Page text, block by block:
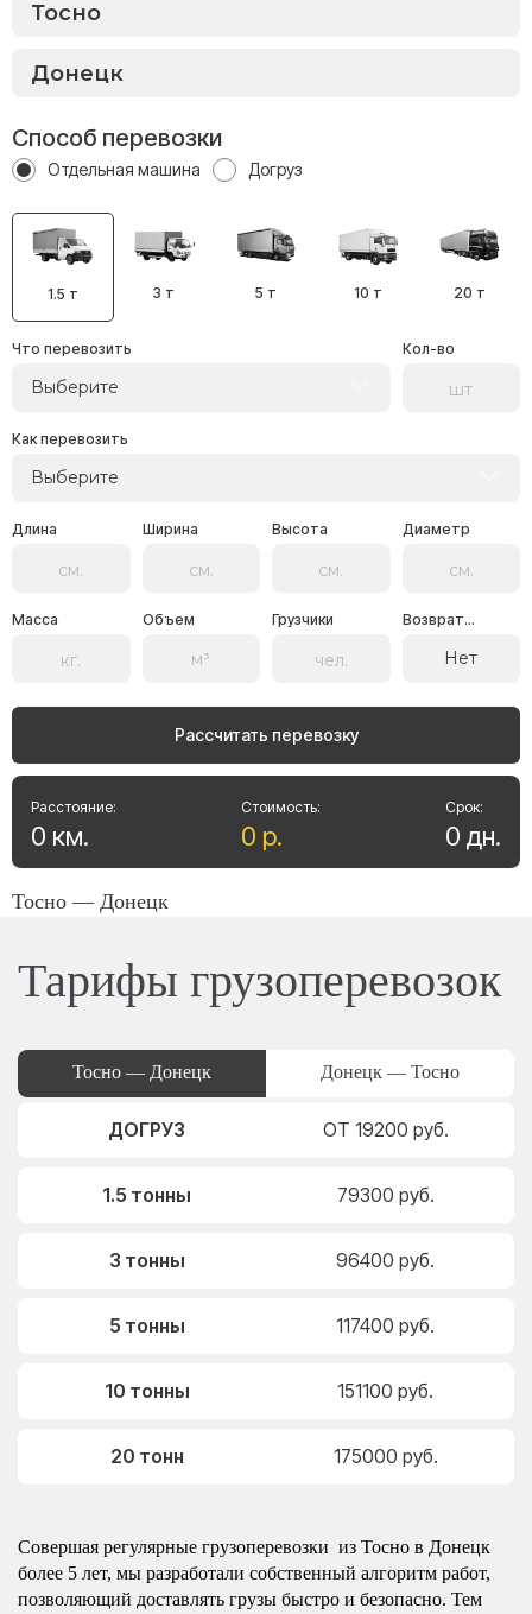
Способ перевозки
Отдельная машина Догруз
1.5 т 3 т 5 т 10 т 20 т
Что перевозить
Выберите
Кол-во
Как перевозить
Выберите
Длина Ширина Высота Диаметр
Масса Объем Грузчики Возврат...
Нет
Рассчитать перевозку
Стоимость:
0 р.
Расстояние:
0 км.
Срок:
0 дн.
Тосно — Донецк
Тарифы грузоперевозок
Тосно — Донецк Донецк — Тосно
ДОГРУЗ ОТ 19200 руб.
1.5 тонны 79300 руб.
3 тонны 96400 руб.
5 тонны 117400 руб.
10 тонны 151100 руб.
20 тонн 175000 руб.
Совершая регулярные грузоперевозки из Тосно в Донецк
более 5 лет, мы разработали собственный алгоритм работ,
позволяющий доставлять грузы быстро и безопасно. Тем